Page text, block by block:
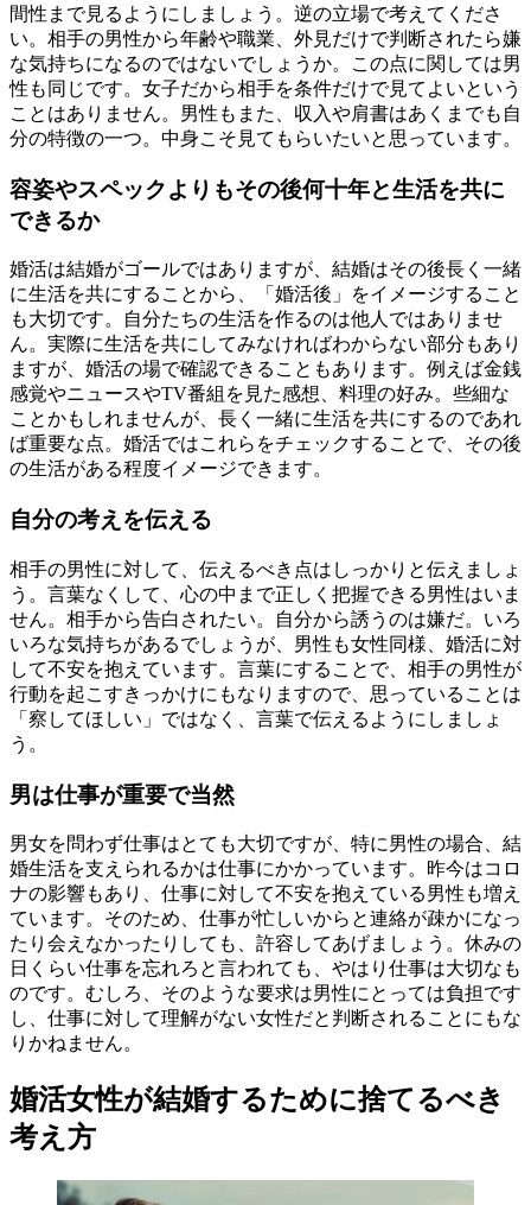
間性まで見るようにしましょう。逆の立場で考えてくださ
い。相手の男性から年齢や職業、外見だけで判断されたら嫌
な気持ちになるのではないでしょうか。この点に関しては男
性も同じです。女子だから相手を条件だけで見てよいという
ことはありません。男性もまた、収入や肩書はあくまでも自
分の特徴の一つ。中身こそ見てもらいたいと思っています。
容姿やスペックよりもその後何十年と生活を共に
できるか
婚活は結婚がゴールではありますが、結婚はその後長く一緒
に生活を共にすることから、「婚活後」をイメージすること
も大切です。自分たちの生活を作るのは他人ではありませ
ん。実際に生活を共にしてみなければわからない部分もあり
ますが、婚活の場で確認できることもあります。例えば金銭
感覚やニュースやTV番組を見た感想、料理の好み。些細な
ことかもしれませんが、長く一緒に生活を共にするのであれ
ば重要な点。婚活ではこれらをチェックすることで、その後
の生活がある程度イメージできます。
自分の考えを伝える
相手の男性に対して、伝えるべき点はしっかりと伝えましょ
う。言葉なくして、心の中まで正しく把握できる男性はいま
せん。相手から告白されたい。自分から誘うのは嫌だ。いろ
いろな気持ちがあるでしょうが、男性も女性同様、婚活に対
して不安を抱えています。言葉にすることで、相手の男性が
行動を起こすきっかけにもなりますので、思っていることは
「察してほしい」ではなく、言葉で伝えるようにしましょ
う。
男は仕事が重要で当然
男女を問わず仕事はとても大切ですが、特に男性の場合、結
婚生活を支えられるかは仕事にかかっています。昨今はコロ
ナの影響もあり、仕事に対して不安を抱えている男性も増え
ています。そのため、仕事が忙しいからと連絡が疎かになっ
たり会えなかったりしても、許容してあげましょう。休みの
日くらい仕事を忘れろと言われても、やはり仕事は大切なも
のです。むしろ、そのような要求は男性にとっては負担です
し、仕事に対して理解がない女性だと判断されることにもな
りかねません。
婚活女性が結婚するために捨てるべき
考え方